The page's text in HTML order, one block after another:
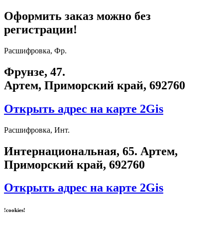
Оформить заказ можно без
регистрации!
Расшифровка, Фр.
Фрунзе, 47.
Артем, Приморский край, 692760
Открыть адрес на карте 2Gis
Расшифровка, Инт.
​Интернациональная, 65​. Артем,
Приморский край, 692760
Открыть адрес на карте 2Gis
!cookies!